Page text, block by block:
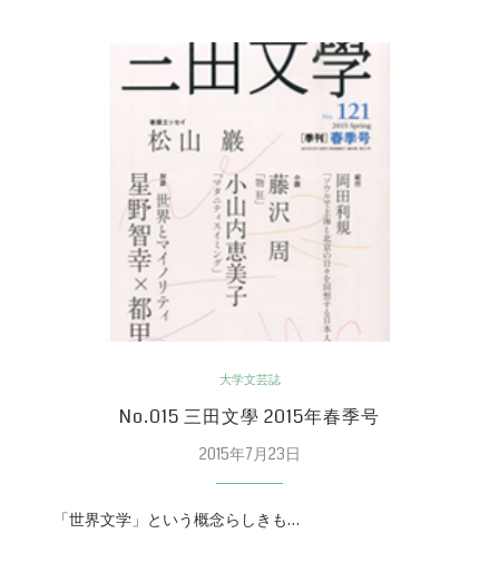
大学文芸誌
No.015 三田文學 2015年春季号
2015年7月23日
「世界文学」という概念らしきも…